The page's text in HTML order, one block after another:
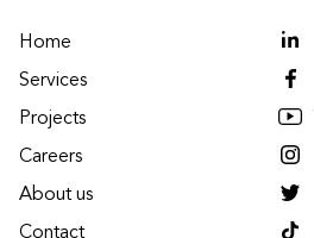
Home
Services
Projects
Careers
About us
Contact